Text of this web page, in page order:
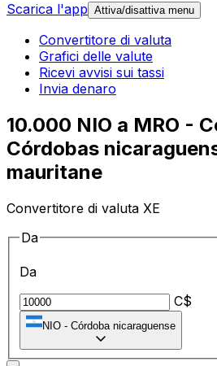
Scarica l'app Attiva/disattiva menu
Convertitore di valuta
Grafici delle valute
Ricevi avvisi sui tassi
Invia denaro
10.000 NIO a MRO -
Córdobas
mauritane
Convertitore di valuta XE
Da
Da
C$
NIO - Córdoba nicaraguense